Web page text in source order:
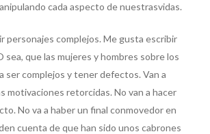
cada aspecto de nuestrasvidas.
personajes complejos. Me gusta escribir
sea, que las mujeres y hombres sobre los
ser complejos y tener defectos. Van a
motivaciones retorcidas. No van a hacer
No va a haber un final conmovedor en
cuenta de que han sido unos cabrones